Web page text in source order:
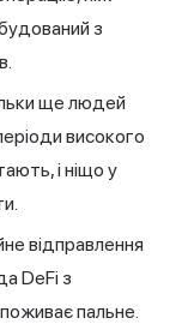
з
ще людей
високого
і ніщо у
відправлення
DeFi з
пальне.